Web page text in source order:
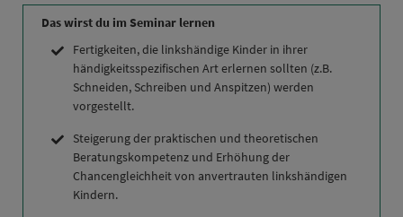
Das wirst du im Seminar lernen
Fertigkeiten, die linkshändige Kinder in ihrer
händigkeitsspezifischen Art erlernen sollten (z.B.
Schneiden, Schreiben und Anspitzen) werden
vorgestellt.
Steigerung der praktischen und theoretischen
Beratungskompetenz und Erhöhung der
Chancengleichheit von anvertrauten linkshändigen
Kindern.